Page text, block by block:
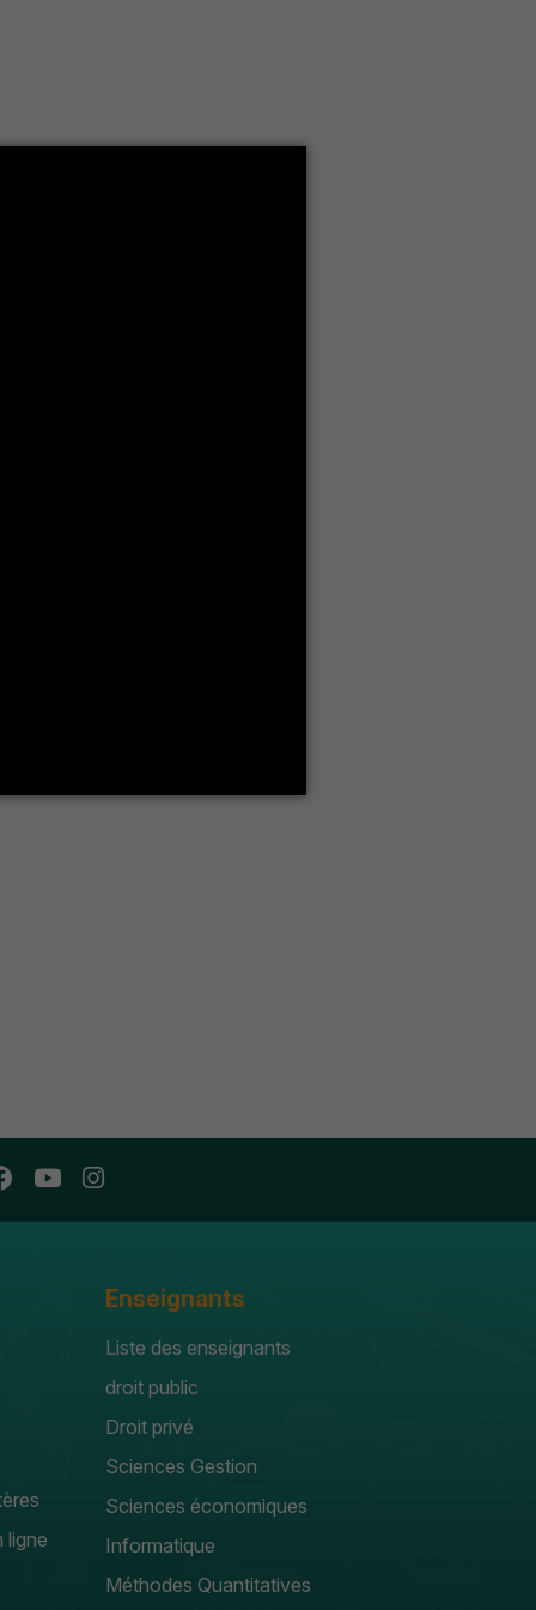
ligne
Enseignants
Liste des enseignants
droit public
Droit privé
Sciences Gestion
Sciences économiques
Informatique
Méthodes Quantitatives